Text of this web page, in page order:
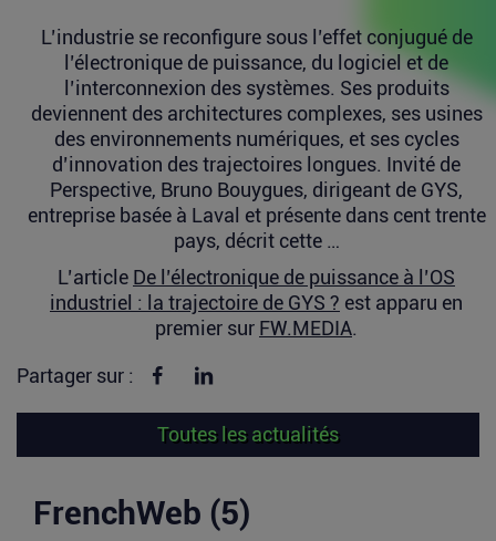
L’industrie se reconfigure sous l’effet conjugué de
l’électronique de puissance, du logiciel et de
l’interconnexion des systèmes. Ses produits
deviennent des architectures complexes, ses usines
des environnements numériques, et ses cycles
d’innovation des trajectoires longues. Invité de
Perspective, Bruno Bouygues, dirigeant de GYS,
entreprise basée à Laval et présente dans cent trente
pays, décrit cette …
L’article De l’électronique de puissance à l’OS
industriel : la trajectoire de GYS ? est apparu en
premier sur FW.MEDIA.
Partager sur : Partager sur Facebook
Toutes les actualités
FrenchWeb (5)